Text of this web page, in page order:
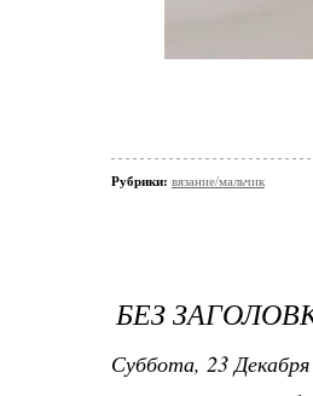
Рубрики: вязание/мальчик
БЕЗ
Суббота, 23